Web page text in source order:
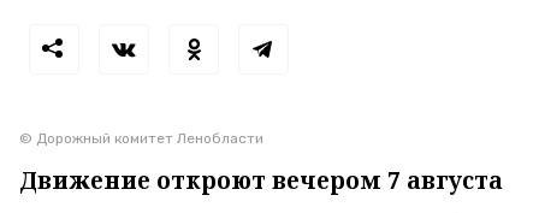
© Дорожный комитет Ленобласти
Движение откроют вечером 7 августа